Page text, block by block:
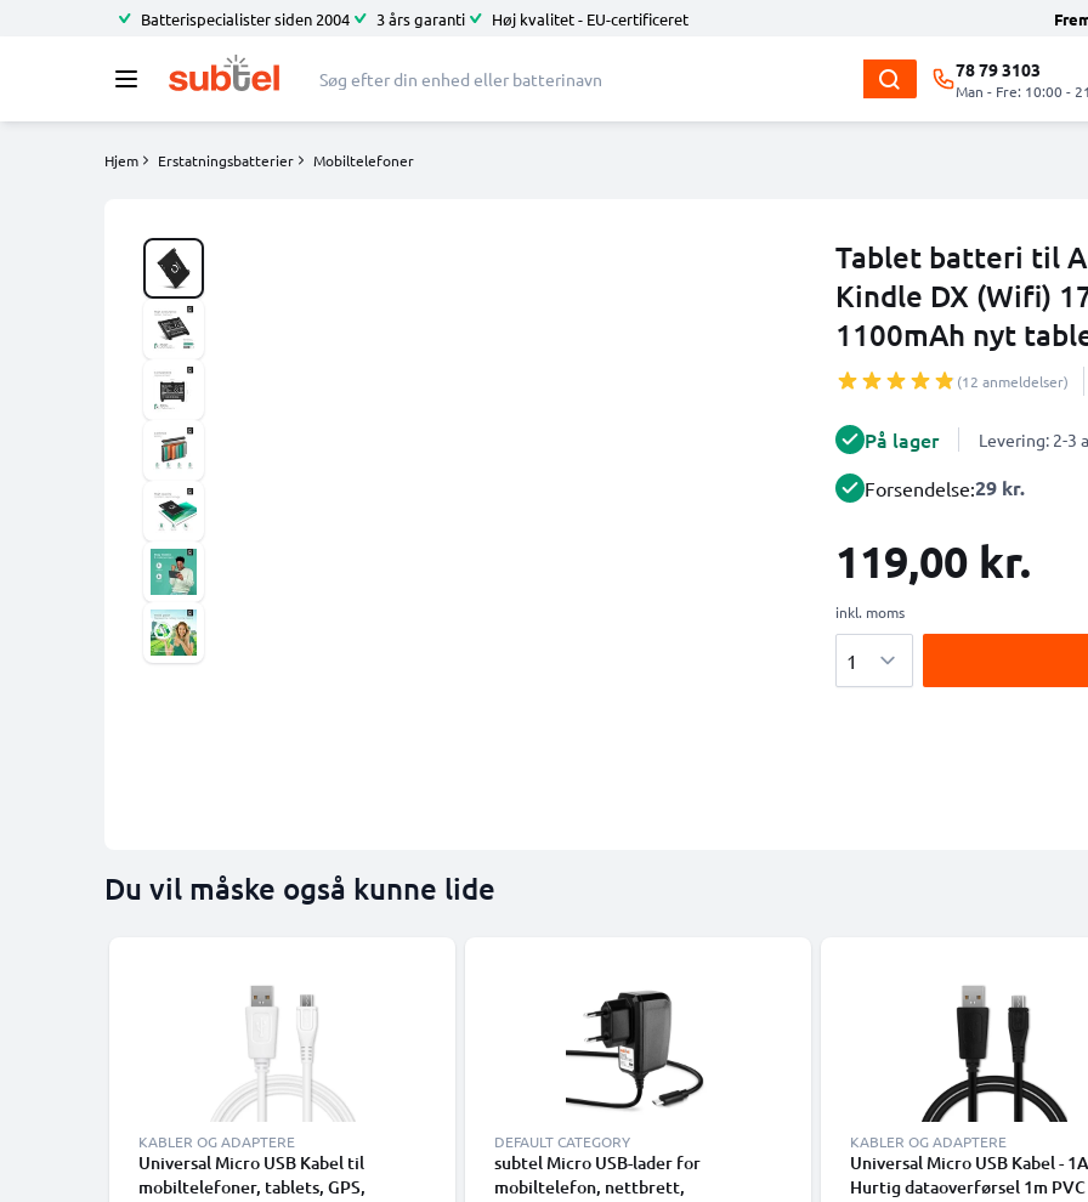
Batterispecialister siden 2004 3 års garanti Høj kvalitet - EU-certificeret
78 79 3103
Man - Fre: 10:00 -
Hjem Erstatningsbatterier Mobiltelefoner
Tablet batteri til
Kindle DX (Wifi)
1100mAh nyt
(12 anmeldelser)
På lager Levering: 2-3
Forsendelse:29 kr.
119,00 kr.
inkl. moms
Du vil måske også kunne lide
KABLER OG ADAPTERE
Universal Micro USB Kabel til
mobiltelefoner, tablets, GPS,
DEFAULT CATEGORY
subtel Micro USB-lader for
mobiltelefon, nettbrett,
KABLER OG ADAPTERE
Universal Micro USB Kabel - 1A
Hurtig dataoverførsel 1m PVC